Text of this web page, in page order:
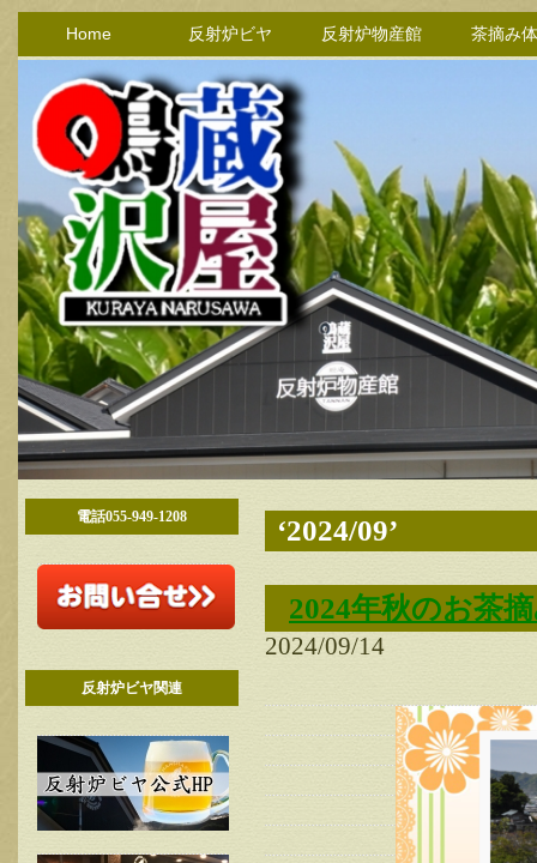
Home 反射炉ビヤ 反射炉物産館 茶摘み
電話055-949-1208
反射炉ビヤ関連
‘2024/09’
2024年秋のお茶
2024/09/14